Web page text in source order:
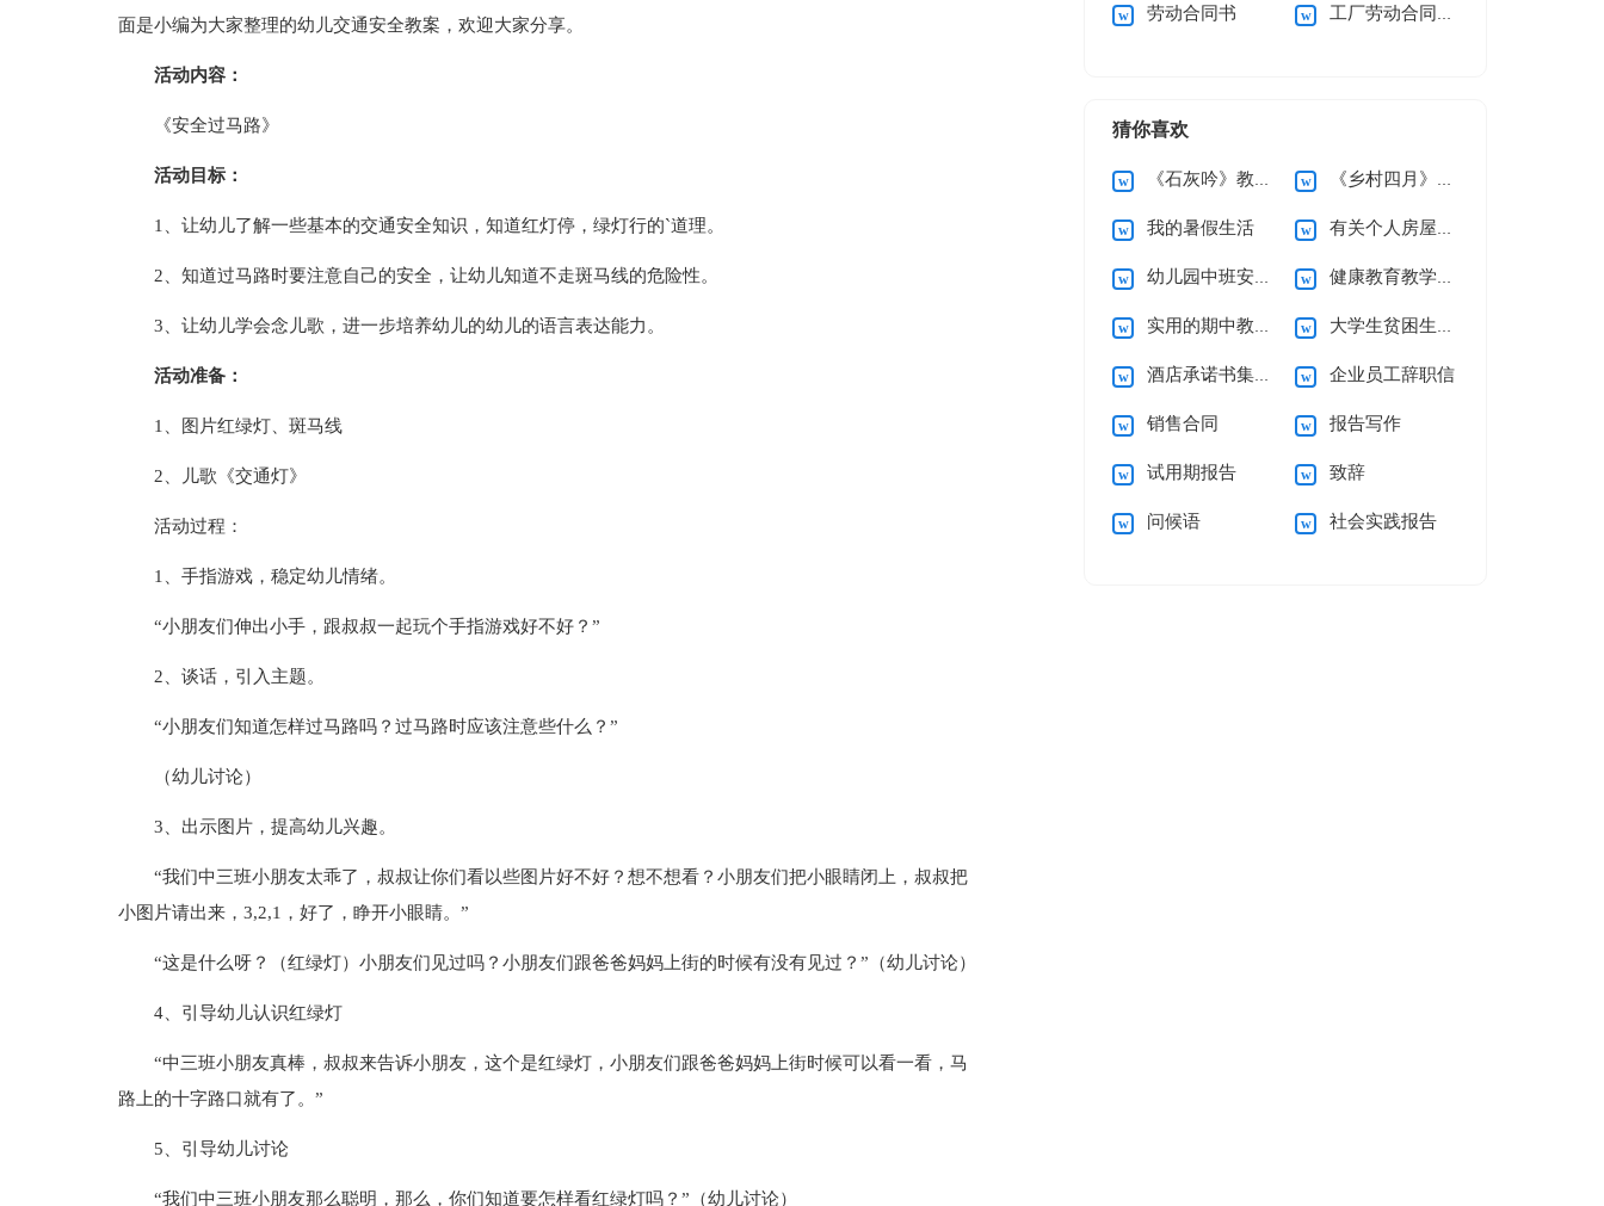
面是小编为大家整理的幼儿交通安全教案，欢迎大家分享。
活动内容：
《安全过马路》
活动目标：
1、让幼儿了解一些基本的交通安全知识，知道红灯停，绿灯行的`道理。
2、知道过马路时要注意自己的安全，让幼儿知道不走斑马线的危险性。
3、让幼儿学会念儿歌，进一步培养幼儿的幼儿的语言表达能力。
活动准备：
1、图片红绿灯、斑马线
2、儿歌《交通灯》
活动过程：
1、手指游戏，稳定幼儿情绪。
“小朋友们伸出小手，跟叔叔一起玩个手指游戏好不好？”
2、谈话，引入主题。
“小朋友们知道怎样过马路吗？过马路时应该注意些什么？”
（幼儿讨论）
3、出示图片，提高幼儿兴趣。
“我们中三班小朋友太乖了，叔叔让你们看以些图片好不好？想不想看？小朋友们把小眼睛闭上，叔叔把
小图片请出来，3,2,1，好了，睁开小眼睛。”
“这是什么呀？（红绿灯）小朋友们见过吗？小朋友们跟爸爸妈妈上街的时候有没有见过？”（幼儿讨论）
4、引导幼儿认识红绿灯
“中三班小朋友真棒，叔叔来告诉小朋友，这个是红绿灯，小朋友们跟爸爸妈妈上街时候可以看一看，马
路上的十字路口就有了。”
5、引导幼儿讨论
“我们中三班小朋友那么聪明，那么，你们知道要怎样看红绿灯吗？”（幼儿讨论）
劳动合同书 工厂劳动合同15篇
猜你喜欢
《石灰吟》教案5篇 《乡村四月》说课稿
我的暑假生活 有关个人房屋租赁合同范文10篇
幼儿园中班安全工作计划 健康教育教学计划
实用的期中教学总结3篇 大学生贫困生助学金申请书
酒店承诺书集锦六篇 企业员工辞职信
销售合同 报告写作
试用期报告 致辞
问候语 社会实践报告